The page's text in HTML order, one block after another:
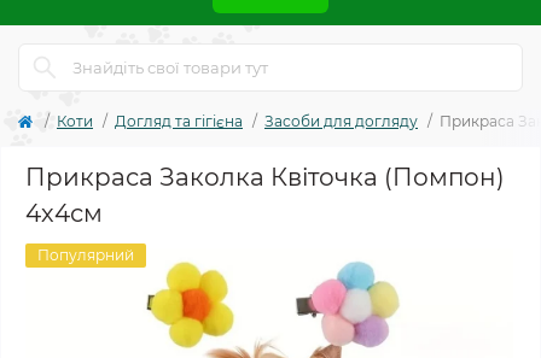
Коти Догляд та гігієна Засоби для догляду Прикраса
Прикраса Заколка Квіточка (Помпон)
4х4см
Популярний